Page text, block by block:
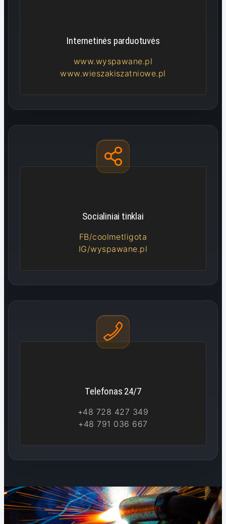
Internetinės parduotuvės
www.wyspawane.pl
www.wieszakiszatniowe.pl
Socialiniai tinklai
FB/coolmetligota
IG/wyspawane.pl
Telefonas 24/7
+48 728 427 349
+48 791 036 667